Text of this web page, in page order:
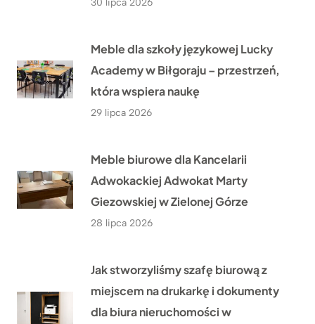
Meble dla szkoły językowej Lucky
Academy w Biłgoraju – przestrzeń,
która wspiera naukę
29 lipca 2026
Meble biurowe dla Kancelarii
Adwokackiej Adwokat Marty
Giezowskiej w Zielonej Górze
28 lipca 2026
Jak stworzyliśmy szafę biurową z
miejscem na drukarkę i dokumenty
dla biura nieruchomości w